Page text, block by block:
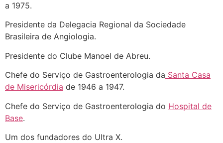
a 1975.
Presidente da Delegacia Regional da Sociedade
Brasileira de Angiologia.
Presidente do Clube Manoel de Abreu.
Chefe do Serviço de Gastroenterologia da Santa Casa
de Misericórdia de 1946 a 1947.
Chefe do Serviço de Gastroenterologia do Hospital de
Base.
Um dos fundadores do Ultra X.